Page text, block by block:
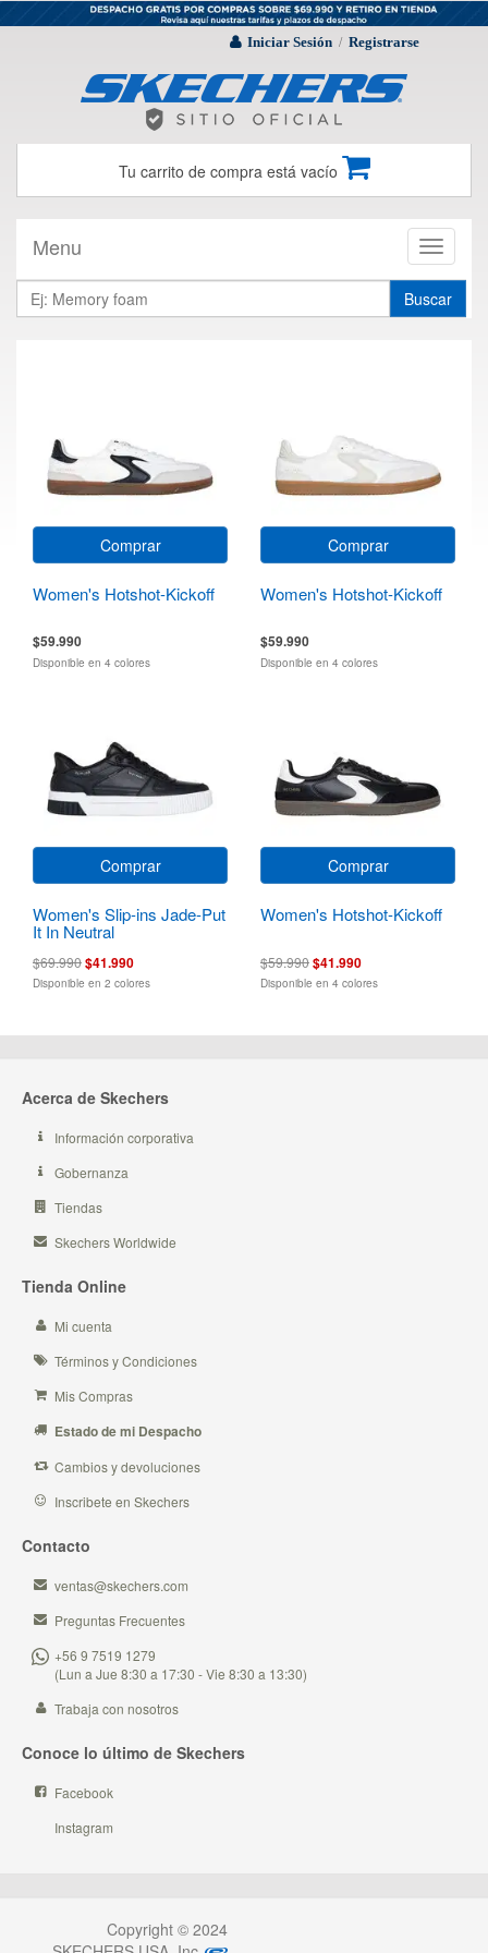
Iniciar Sesión / Registrarse
Tu carrito de compra está vacío
Toggle
Menu
Buscar
Comprar
Women's Hotshot-Kickoff
$59.990
Disponible en 4 colores
Comprar
Women's Hotshot-Kickoff
$59.990
Disponible en 4 colores
Comprar
Women's Slip-ins Jade-Put
It In Neutral
$69.990$41.990
Disponible en 2 colores
Comprar
Women's Hotshot-Kickoff
$59.990$41.990
Disponible en 4 colores
Acerca de Skechers
Información corporativa
Gobernanza
Tiendas
Skechers Worldwide
Tienda Online
Mi cuenta
Términos y Condiciones
Mis Compras
Estado de mi Despacho
Cambios y devoluciones
Inscribete en Skechers
Contacto
ventas@skechers.com
Preguntas Frecuentes
+56 9 7519 1279
(Lun a Jue 8:30 a 17:30 - Vie 8:30 a 13:30)
Trabaja con nosotros
Conoce lo último de Skechers
Facebook
Instagram
Copyright © 2024